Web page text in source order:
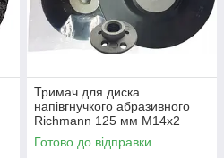
Тримач для диска
напівгнучкого абразивного
Richmann 125 мм M14х2
(C4668)
Готово до відправки